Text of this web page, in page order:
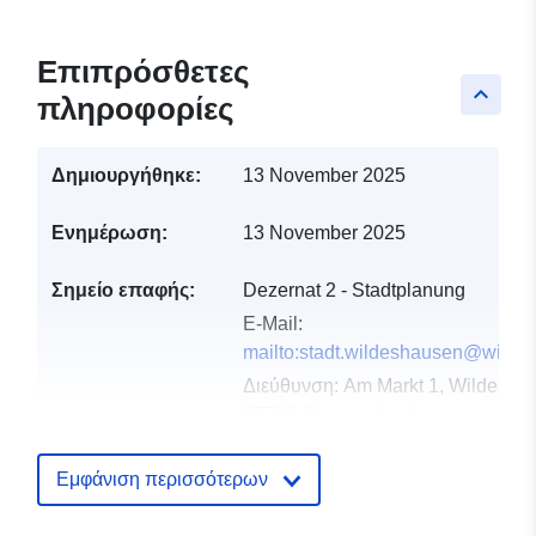
keyboard_arrow_up
Επιπρόσθετες
πληροφορίες
Δημιουργήθηκε: 13 November 2025
Ενημέρωση: 13 November 2025
Σημείο επαφής:
Dezernat 2 - Stadtplanung
E-Mail:
Διεύθυνση: Am Markt 1,
https://www.wildeshausen.de/
Εμφάνιση περισσότερων